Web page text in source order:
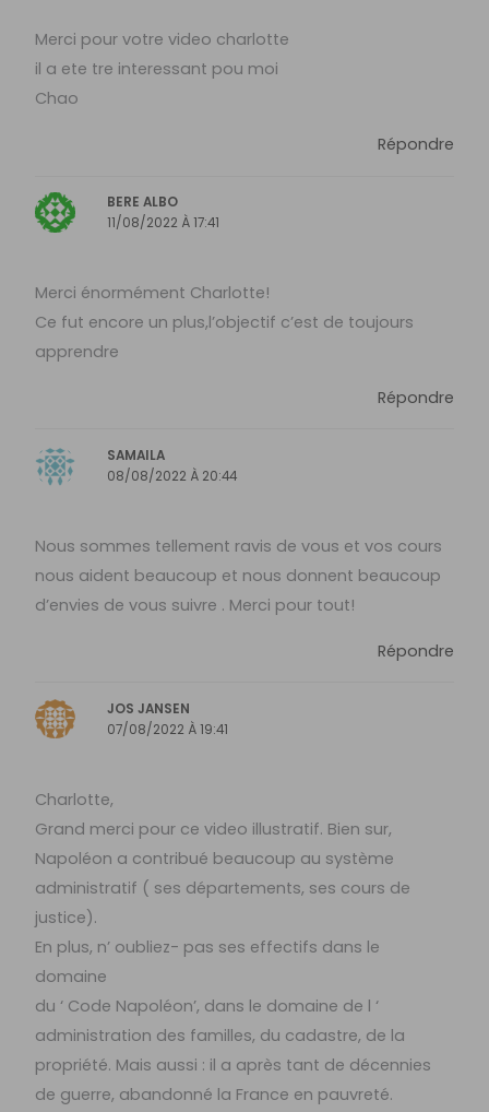
Merci pour votre video charlotte
il a ete tre interessant pou moi
Chao
Répondre
BERE ALBO
11/08/2022 À 17:41
Merci énormément Charlotte!
Ce fut encore un plus,l’objectif c’est de toujours
apprendre
Répondre
SAMAILA
08/08/2022 À 20:44
Nous sommes tellement ravis de vous et vos cours
nous aident beaucoup et nous donnent beaucoup
d’envies de vous suivre . Merci pour tout!
Répondre
JOS JANSEN
07/08/2022 À 19:41
Charlotte,
Grand merci pour ce video illustratif. Bien sur,
Napoléon a contribué beaucoup au système
administratif ( ses départements, ses cours de
justice).
En plus, n’ oubliez- pas ses effectifs dans le
domaine
du ‘ Code Napoléon’, dans le domaine de l ‘
administration des familles, du cadastre, de la
propriété. Mais aussi : il a après tant de décennies
de guerre, abandonné la France en pauvreté.